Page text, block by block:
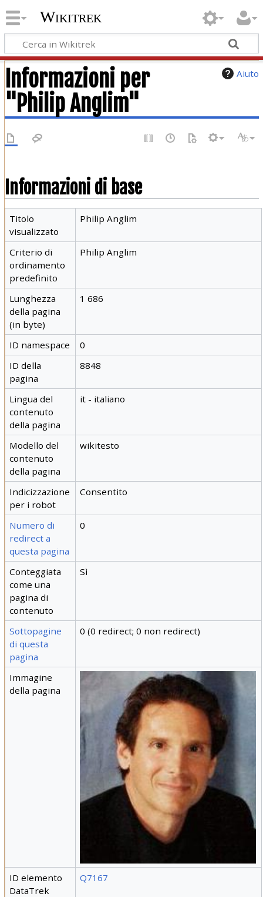
Wikitrek
Aiuto
Informazioni per
"Philip Anglim"
Informazioni di base
Titolo
visualizzato
Philip Anglim
Criterio di
ordinamento
predefinito
Philip Anglim
Lunghezza
della pagina
(in byte)
1 686
ID namespace
0
ID della
pagina
8848
Lingua del
contenuto
della pagina
it - italiano
Modello del
contenuto
della pagina
wikitesto
Indicizzazione
per i robot
Consentito
Numero di
redirect a
questa pagina
0
Conteggiata
come una
pagina di
contenuto
Sì
Sottopagine
di questa
pagina
0 (0 redirect; 0 non redirect)
Immagine
della pagina
ID elemento
DataTrek
Q7167